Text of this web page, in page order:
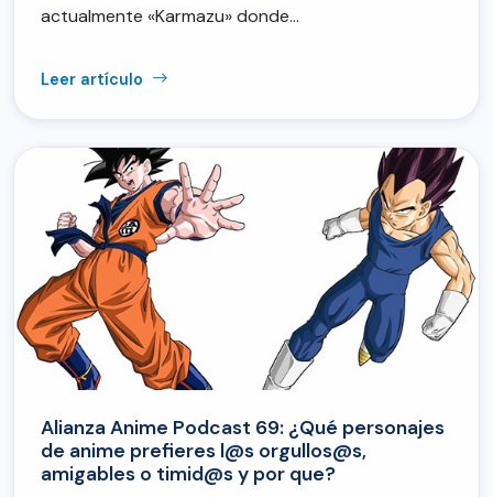
actualmente «Karmazu» donde…
Leer artículo
Alianza Anime Podcast 69: ¿Qué personajes
de anime prefieres l@s orgullos@s,
amigables o timid@s y por que?